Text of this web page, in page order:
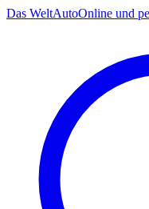
Das WeltAutoOnline und